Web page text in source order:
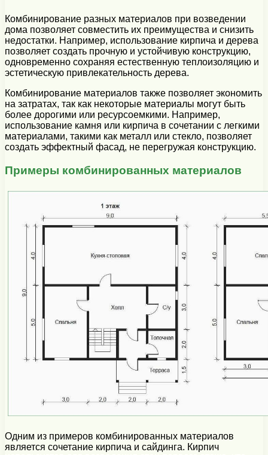
Комбинирование разных материалов при возведении
дома позволяет совместить их преимущества и снизить
недостатки. Например, использование кирпича и дерева
позволяет создать прочную и устойчивую конструкцию,
одновременно сохраняя естественную теплоизоляцию и
эстетическую привлекательность дерева.
Комбинирование материалов также позволяет экономить
на затратах, так как некоторые материалы могут быть
более дорогими или ресурсоемкими. Например,
использование камня или кирпича в сочетании с легкими
материалами, такими как металл или стекло, позволяет
создать эффектный фасад, не перегружая конструкцию.
Примеры комбинированных материалов
Одним из примеров комбинированных материалов
является сочетание кирпича и сайдинга. Кирпич